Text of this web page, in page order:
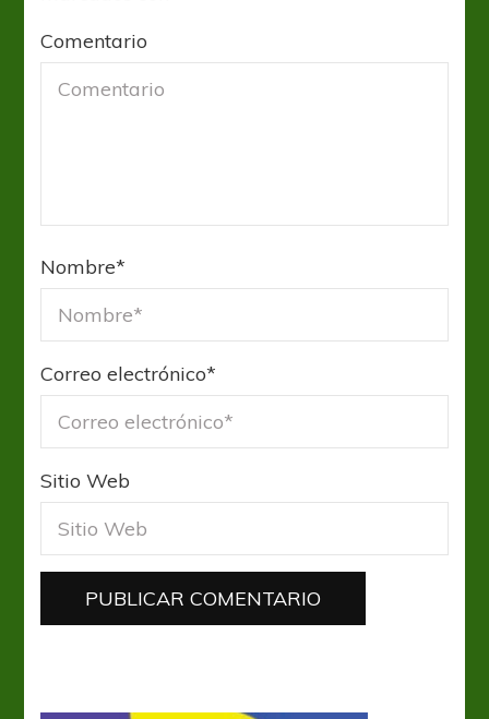
Comentario
Nombre*
Correo electrónico*
Sitio Web